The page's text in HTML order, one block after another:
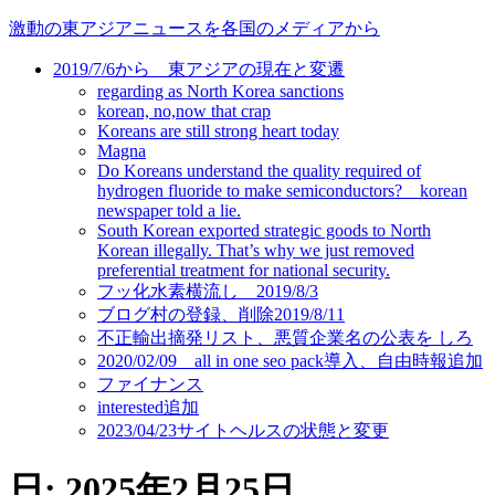
コ
激動の東アジアニュースを各国のメディアから
2019/7/6から 東アジアの現在と変遷
regarding as North Korea sanctions
korean, no,now that crap
Koreans are still strong heart today
Magna
Do Koreans understand the quality required of
hydrogen fluoride to make semiconductors? korean
newspaper told a lie.
South Korean exported strategic goods to North
Korean illegally. That’s why we just removed
preferential treatment for national security.
フッ化水素横流し 2019/8/3
ブログ村の登録、削除2019/8/11
不正輸出摘発リスト、悪質企業名の公表を しろ
2020/02/09 all in one seo pack導入、自由時報追加
ファイナンス
interested追加
2023/04/23サイトヘルスの状態と変更